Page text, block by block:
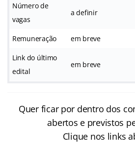
Número de
vagas
a definir
Remuneração em breve
Link do último
edital
em breve
Quer ficar por dentro dos
abertos e previstos
Clique nos links